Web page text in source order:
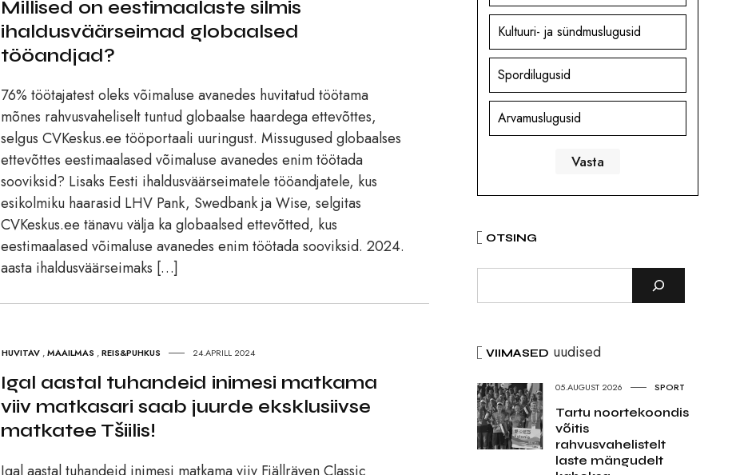
Millised on eestimaalaste silmis
ihaldusväärseimad globaalsed
tööandjad?
76% töötajatest oleks võimaluse avanedes huvitatud töötama
mõnes rahvusvaheliselt tuntud globaalse haardega ettevõttes,
selgus CVKeskus.ee tööportaali uuringust. Missugused globaalses
ettevõttes eestimaalased võimaluse avanedes enim töötada
sooviksid? Lisaks Eesti ihaldusväärseimatele tööandjatele, kus
esikolmiku haarasid LHV Pank, Swedbank ja Wise, selgitas
CVKeskus.ee tänavu välja ka globaalsed ettevõtted, kus
eestimaalased võimaluse avanedes enim töötada sooviksid. 2024.
aasta ihaldusväärseimaks […]
HUVITAV ,MAAILMAS ,REIS&PUHKUS 24.APRILL 2024
Igal aastal tuhandeid inimesi matkama
viiv matkasari saab juurde eksklusiivse
matkatee Tšiilis!
Kultuuri- ja sündmuslugusid
Spordilugusid
Arvamuslugusid
OTSING
VIIMASED uudised
05.AUGUST 2026 SPORT
Tartu noortekoondis
võitis
rahvusvahelistelt
laste mängudelt